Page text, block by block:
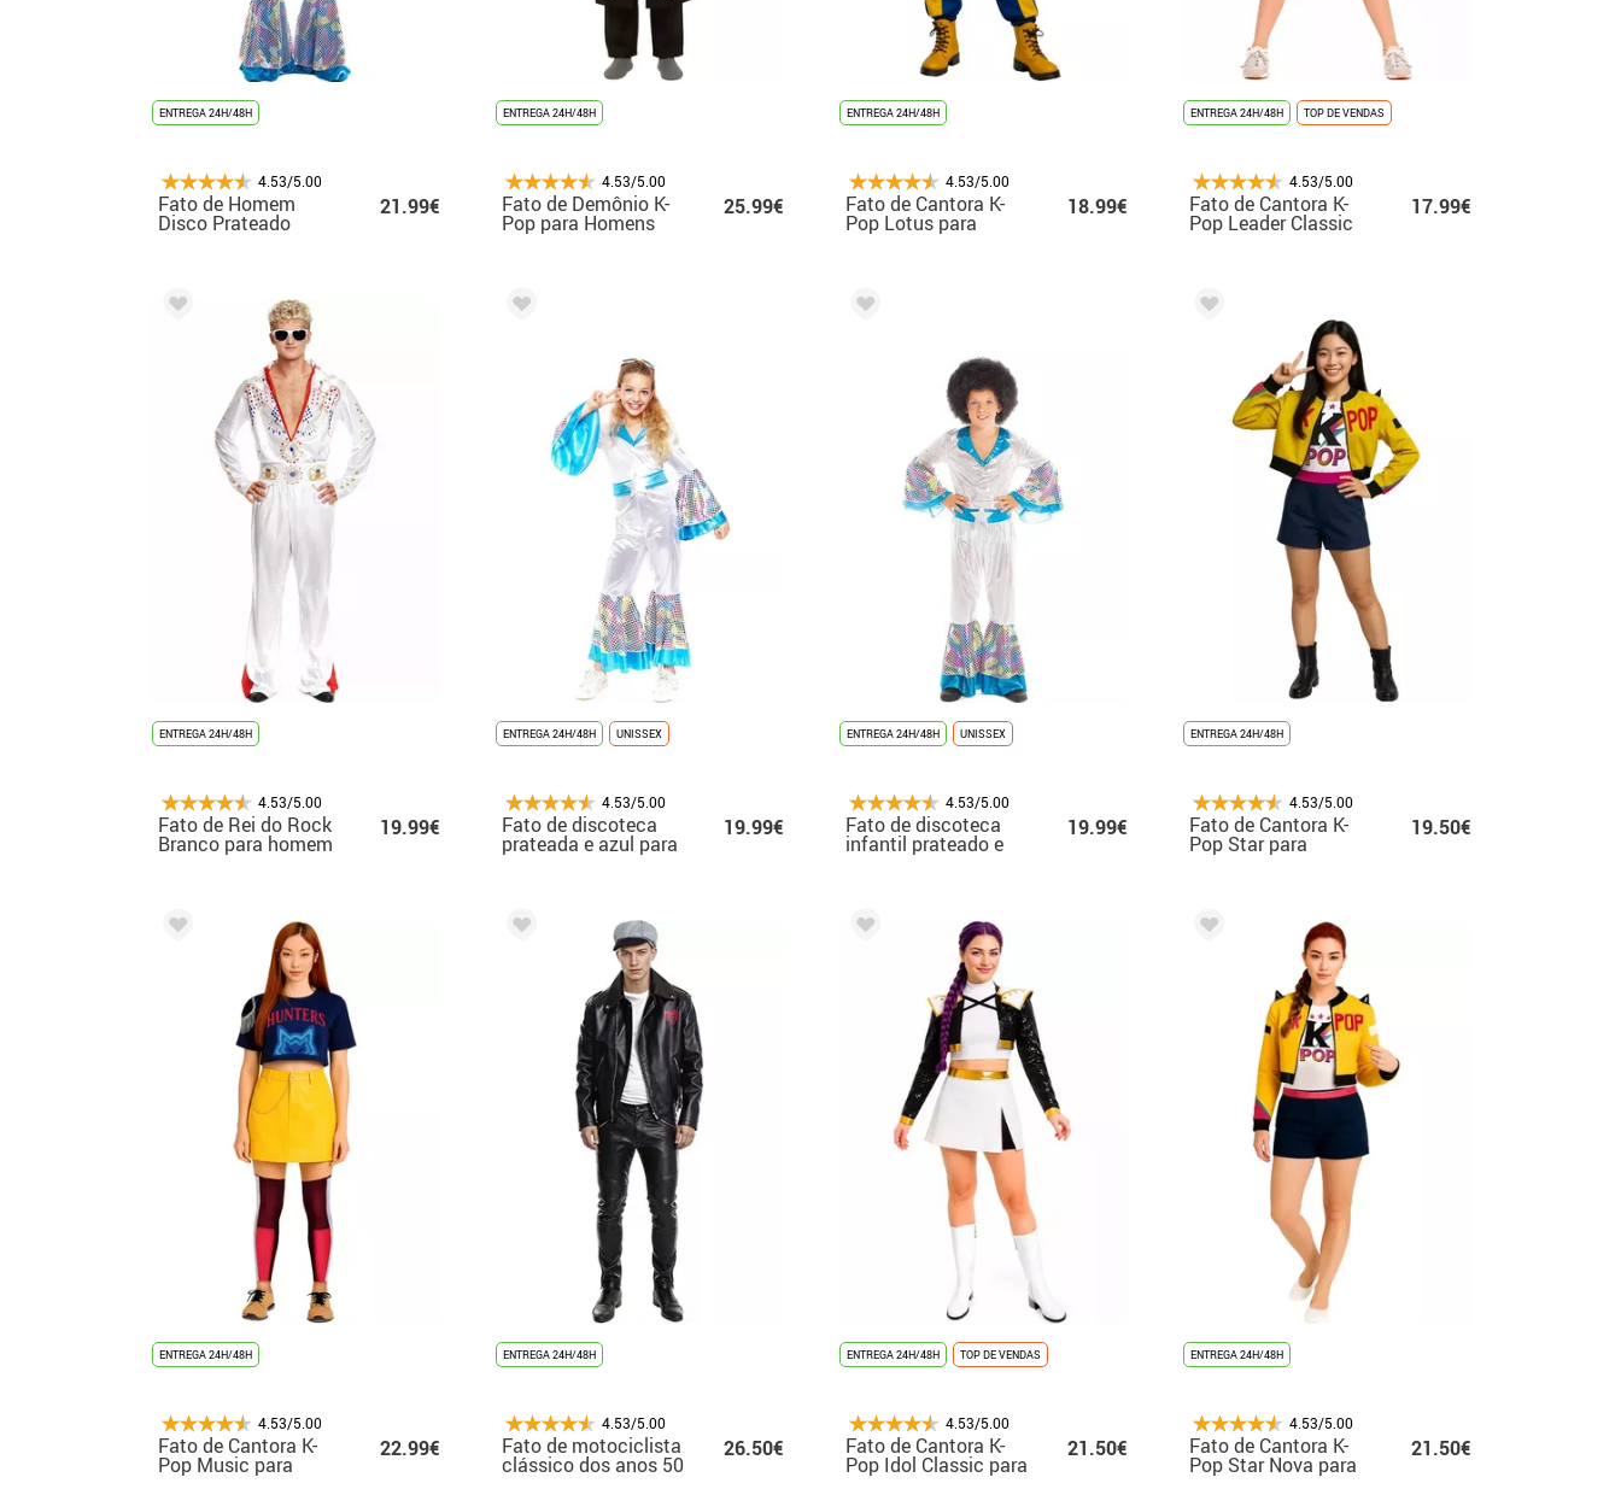
ENTREGA 24H/48H
4.53/5.00
Fato de Homem
Disco Prateado
21.99€
ENTREGA 24H/48H
4.53/5.00
Fato de Demônio K-
Pop para Homens
25.99€
ENTREGA 24H/48H
4.53/5.00
Fato de Cantora K-
Pop Lotus para
adolescente
18.99€
ENTREGA 24H/48H TOP DE VENDAS
4.53/5.00
Fato de Cantora K-
Pop Leader Classic
para menina
17.99€
ENTREGA 24H/48H
4.53/5.00
Fato de Rei do Rock
Branco para homem
19.99€
ENTREGA 24H/48H UNISSEX
4.53/5.00
Fato de discoteca
prateada e azul para
menina
19.99€
ENTREGA 24H/48H UNISSEX
4.53/5.00
Fato de discoteca
infantil prateado e
19.99€
ENTREGA 24H/48H
4.53/5.00
Fato de Cantora K-
Pop Star para
adolescente
19.50€
ENTREGA 24H/48H
4.53/5.00
Fato de Cantora K-
Pop Music para
22.99€
ENTREGA 24H/48H
4.53/5.00
Fato de motociclista
clássico dos anos 50
26.50€
ENTREGA 24H/48H TOP DE VENDAS
4.53/5.00
Fato de Cantora K-
Pop Idol Classic para
21.50€
ENTREGA 24H/48H
4.53/5.00
Fato de Cantora K-
Pop Star Nova para
21.50€